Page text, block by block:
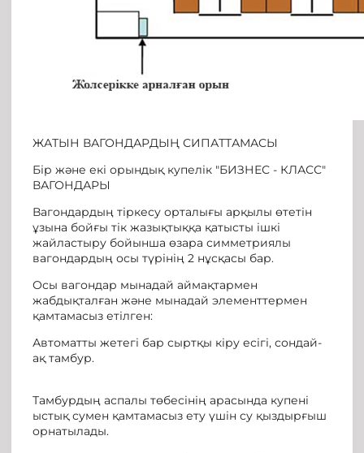
ЖАТЫН ВАГОНДАРДЫҢ СИПАТТАМАСЫ
Бір және екі орындық купелік "БИЗНЕС - КЛАСС"
ВАГОНДАРЫ
Вагондардың тіркесу орталығы арқылы өтетін
ұзына бойғы тік жазықтыққа қатысты ішкі
жайластыру бойынша өзара симметриялы
вагондардың осы түрінің 2 нұсқасы бар.
Осы вагондар мынадай аймақтармен
жабдықталған және мынадай элементтермен
қамтамасыз етілген:
Автоматты жетегі бар сыртқы кіру есігі, сондай-
ақ тамбур.
Тамбурдың аспалы төбесінің арасында купені
ыстық сумен қамтамасыз ету үшін су қыздырғыш
орнатылады.